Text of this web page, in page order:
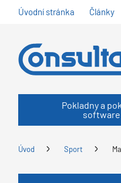
Úvodní stránka Články
Pokladny a
software
Úvod Sport